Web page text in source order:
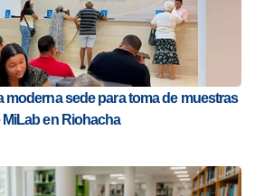
moderna sede para toma de muestras
MiLab en Riohacha